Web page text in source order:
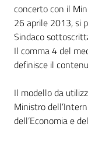
concerto con il
26 aprile 2013, si
Sindaco
Il comma 4 del
definisce il
Il modello da
Ministro
dell’Economia e